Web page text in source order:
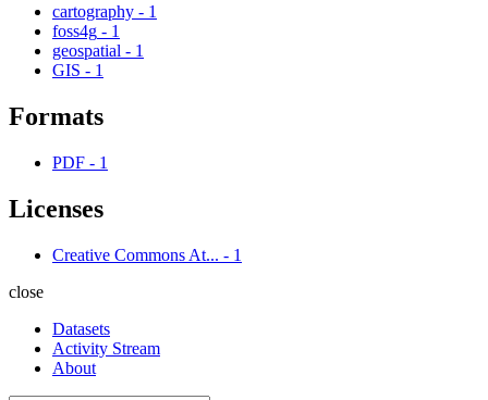
cartography - 1
foss4g - 1
geospatial - 1
GIS - 1
Formats
PDF - 1
Licenses
Creative Commons At... - 1
close
Datasets
Activity Stream
About